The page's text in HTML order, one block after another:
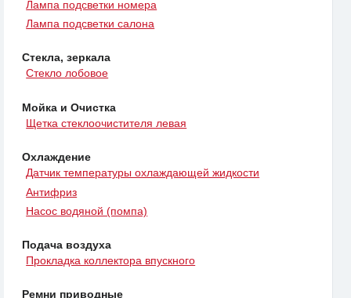
Лампа подсветки номера
Лампа подсветки салона
Стекла, зеркала
Стекло лобовое
Мойка и Очистка
Щетка стеклоочистителя левая
Охлаждение
Датчик температуры охлаждающей жидкости
Антифриз
Насос водяной (помпа)
Подача воздуха
Прокладка коллектора впускного
Ремни приводные